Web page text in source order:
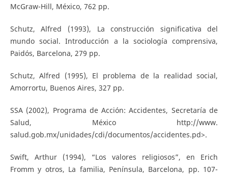
McGraw-Hill, México, 762 pp.
Schutz, Alfred (1993), La construcción significativa del
mundo social. Introducción a la sociología comprensiva,
Paidós, Barcelona, 279 pp.
Schutz, Alfred (1995), El problema de la realidad social,
Amorrortu, Buenos Aires, 327 pp.
SSA (2002), Programa de Acción: Accidentes, Secretaría de
Salud, México http://www.
salud.gob.mx/unidades/cdi/documentos/accidentes.pd>.
Swift, Arthur (1994), “Los valores religiosos”, en Erich
Fromm y otros, La familia, Península, Barcelona, pp. 107-